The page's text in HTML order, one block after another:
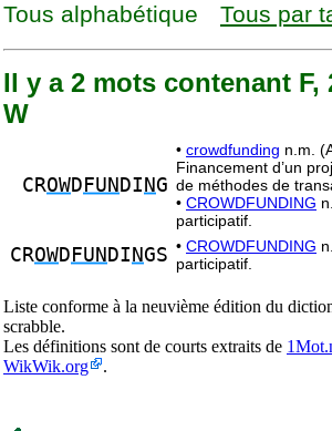
Tous alphabétique Tous par
Il y a 2 mots contenant F,
W
CROWD FUN DI NG
• crowdfunding n.m.
Financement d’un
de méthodes de
• CROWDFUNDING
participatif.
CROWD FUN DI NGS • CROWDFUNDING
participatif.
Liste conforme à la neuvième édition du
scrabble.
Les définitions sont de courts extraits de
WikWik.org
.